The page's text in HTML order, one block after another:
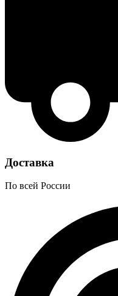
Доставка
По всей России